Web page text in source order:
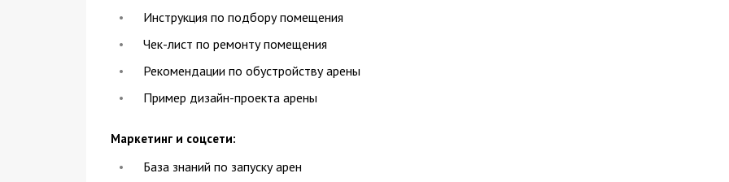
Инструкция по подбору помещения
Чек-лист по ремонту помещения
Рекомендации по обустройству арены
Пример дизайн-проекта арены
Маркетинг и соцсети:
База знаний по запуску арен